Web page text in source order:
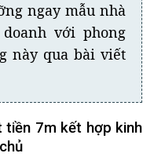
ngay mẫu nhà
với phong
này qua bài viết
tiền 7m kết hợp kinh